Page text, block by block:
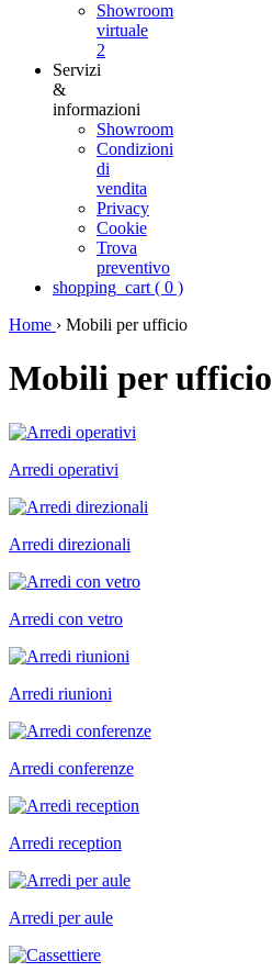
Showroom
virtuale
2
Servizi
&
informazioni
Showroom
Condizioni
di
vendita
Privacy
Cookie
Trova
preventivo
shopping_cart ( 0 )
Home › Mobili per ufficio
Mobili per ufficio
Arredi operativi
Arredi direzionali
Arredi con vetro
Arredi riunioni
Arredi conferenze
Arredi reception
Arredi per aule